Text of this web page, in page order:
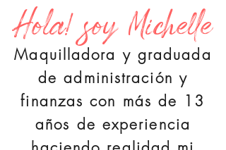
Hola! soy Michelle
Maquilladora y graduada
de administración y
finanzas con más de 13
años de experiencia